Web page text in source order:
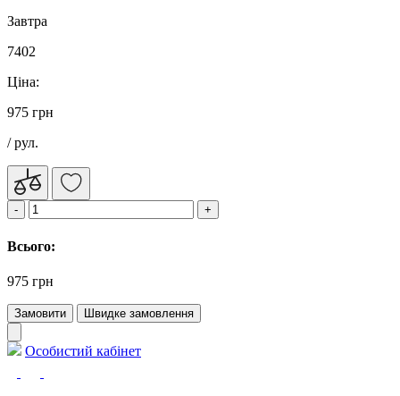
Завтра
7402
Ціна:
975 грн
/ рул.
Всього:
975 грн
Замовити Швидке замовлення
Особистий кабінет